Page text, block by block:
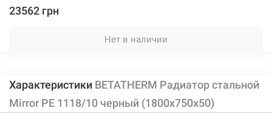
23562 грн
Нет в наличии
Характеристики BETATHERM Радиатор стальной
Mirror PE 1118/10 черный (1800х750х50)